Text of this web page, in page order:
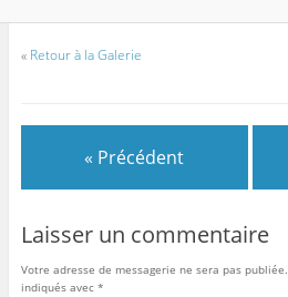
« Retour à la Galerie
« Précédent
Laisser un commentaire
Votre adresse de messagerie ne sera pas publiée.
indiqués avec *